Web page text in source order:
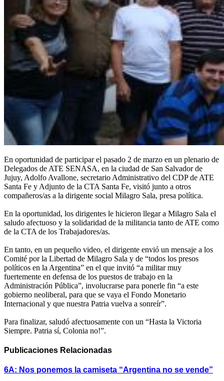
En oportunidad de participar el pasado 2 de marzo en un plenario de
Delegados de ATE SENASA, en la ciudad de San Salvador de
Jujuy, Adolfo Avallone, secretario Administrativo del CDP de ATE
Santa Fe y Adjunto de la CTA Santa Fe, visitó junto a otros
compañeros/as a la dirigente social Milagro Sala, presa política.
En la oportunidad, los dirigentes le hicieron llegar a Milagro Sala el
saludo afectuoso y la solidaridad de la militancia tanto de ATE como
de la CTA de los Trabajadores/as.
En tanto, en un pequeño video, el dirigente envió un mensaje a los
Comité por la Libertad de Milagro Sala y de “todos los presos
políticos en la Argentina” en el que invitó “a militar muy
fuertemente en defensa de los puestos de trabajo en la
Administración Pública”, involucrarse para ponerle fin “a este
gobierno neoliberal, para que se vaya el Fondo Monetario
Internacional y que nuestra Patria vuelva a sonreír”.
Para finalizar, saludó afectuosamente con un “Hasta la Victoria
Siempre. Patria sí, Colonia no!”.
Publicaciones Relacionadas
6A: Nos ponemos la camiseta “Argentina no se vende”